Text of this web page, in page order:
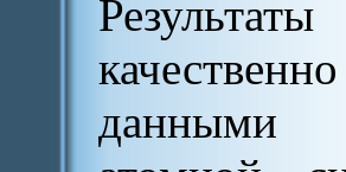
данными